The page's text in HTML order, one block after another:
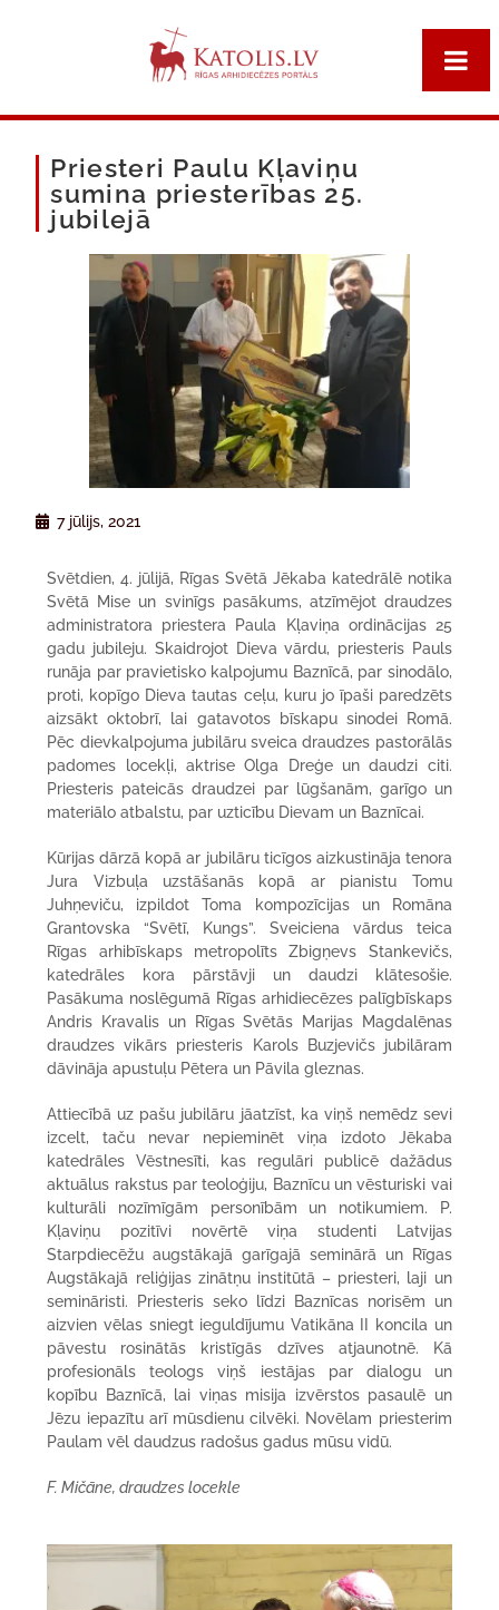
Priesteri Paulu Kļaviņu
sumina priesterības 25.
jubilejā
7 jūlijs, 2021
Svētdien, 4. jūlijā, Rīgas Svētā Jēkaba katedrālē notika
Svētā Mise un svinīgs pasākums, atzīmējot draudzes
administratora priestera Paula Kļaviņa ordinācijas 25
gadu jubileju. Skaidrojot Dieva vārdu, priesteris Pauls
runāja par pravietisko kalpojumu Baznīcā, par sinodālo,
proti, kopīgo Dieva tautas ceļu, kuru jo īpaši paredzēts
aizsākt oktobrī, lai gatavotos bīskapu sinodei Romā.
Pēc dievkalpojuma jubilāru sveica draudzes pastorālās
padomes locekļi, aktrise Olga Dreģe un daudzi citi.
Priesteris pateicās draudzei par lūgšanām, garīgo un
materiālo atbalstu, par uzticību Dievam un Baznīcai.
Kūrijas dārzā kopā ar jubilāru ticīgos aizkustināja tenora
Jura Vizbuļa uzstāšanās kopā ar pianistu Tomu
Juhņeviču, izpildot Toma kompozīcijas un Romāna
Grantovska “Svētī, Kungs”. Sveiciena vārdus teica
Rīgas arhibīskaps metropolīts Zbigņevs Stankevičs,
katedrāles kora pārstāvji un daudzi klātesošie.
Pasākuma noslēgumā Rīgas arhidiecēzes palīgbīskaps
Andris Kravalis un Rīgas Svētās Marijas Magdalēnas
draudzes vikārs priesteris Karols Buzjevičs jubilāram
dāvināja apustuļu Pētera un Pāvila gleznas.
Attiecībā uz pašu jubilāru jāatzīst, ka viņš nemēdz sevi
izcelt, taču nevar nepieminēt viņa izdoto Jēkaba
katedrāles Vēstnesīti, kas regulāri publicē dažādus
aktuālus rakstus par teoloģiju, Baznīcu un vēsturiski vai
kulturāli nozīmīgām personībām un notikumiem. P.
Kļaviņu pozitīvi novērtē viņa studenti Latvijas
Starpdiecēžu augstākajā garīgajā seminārā un Rīgas
Augstākajā reliģijas zinātņu institūtā – priesteri, laji un
semināristi. Priesteris seko līdzi Baznīcas norisēm un
aizvien vēlas sniegt ieguldījumu Vatikāna II koncila un
pāvestu rosinātās kristīgās dzīves atjaunotnē. Kā
profesionāls teologs viņš iestājas par dialogu un
kopību Baznīcā, lai viņas misija izvērstos pasaulē un
Jēzu iepazītu arī mūsdienu cilvēki. Novēlam priesterim
Paulam vēl daudzus radošus gadus mūsu vidū.
F. Mičāne, draudzes locekle